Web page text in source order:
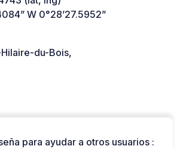
W 0°28’27.5952”
du-Bois,
para ayudar a otros usuarios :